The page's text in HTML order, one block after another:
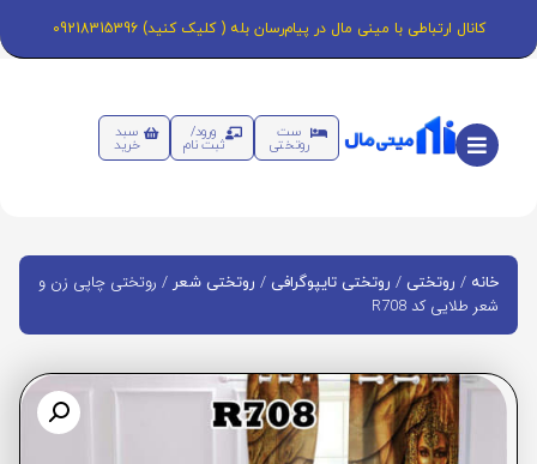
کانال ارتباطی با مینی مال در پیام‌رسان بله ( کلیک کنید) 09218315396
ست
روتختی
ورود/
ثبت نام
سبد
خرید
خانه / روتختی / روتختی تایپوگرافی / روتختی شعر / روتختی چاپی زن و
شعر طلایی کد R708